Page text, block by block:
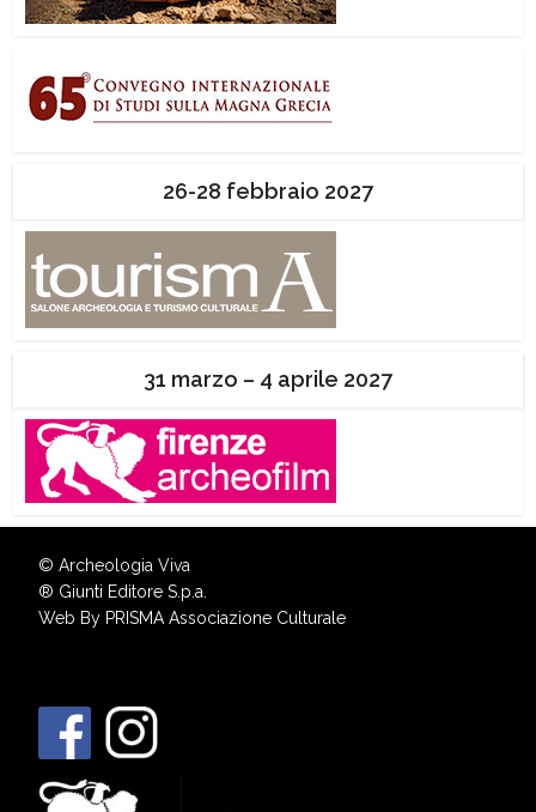
26-28 febbraio 2027
31 marzo – 4 aprile 2027
© Archeologia Viva
® Giunti Editore S.p.a.
Web By PRISMA Associazione Culturale